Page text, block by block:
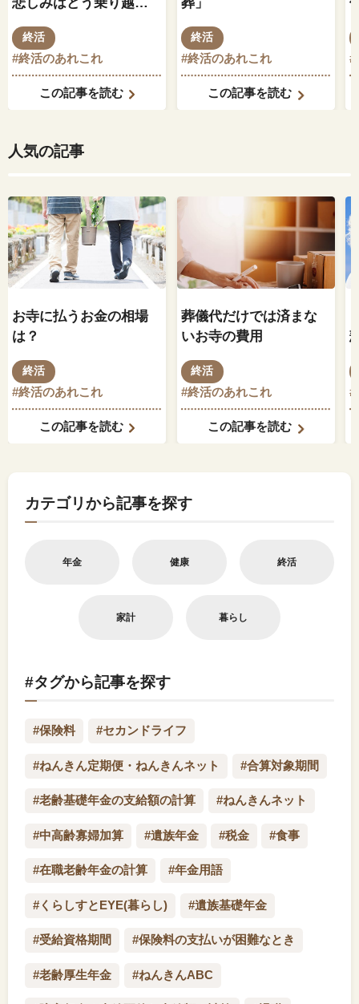
る？グリーフケアで心
を楽に
終活
#終活のあれこれ
この記事を読む
終活
#終活のあれこれ
この記事を読む
#
人気の記事
お寺に払うお金の相場
は？
終活
#終活のあれこれ
この記事を読む
葬儀代だけでは済まな
いお寺の費用
終活
#終活のあれこれ
この記事を読む
#
カテゴリから記事を探す
年金 健康 終活
家計 暮らし
#タグから記事を探す
#保険料 #セカンドライフ
#ねんきん定期便・ねんきんネット #合算対象期間
#老齢基礎年金の支給額の計算 #ねんきんネット
#中高齢寡婦加算 #遺族年金 #税金 #食事
#在職老齢年金の計算 #年金用語
#くらしすとEYE(暮らし) #遺族基礎年金
#受給資格期間 #保険料の支払いが困難なとき
#老齢厚生年金 #ねんきんABC